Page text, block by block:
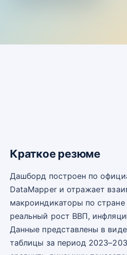
Краткое резюме
Дашборд построен по
DataMapper и отражает
макроиндикаторы по
реальный рост ВВП,
Данные представлены в
таблицы за период